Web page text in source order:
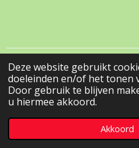
Deze website gebruikt
doeleinden en/of het tonen
Door gebruik te blijven
u hiermee akkoord.
Akkoord
© 2022 - 2026
Powered byJouwWeb
Telefoonnummer